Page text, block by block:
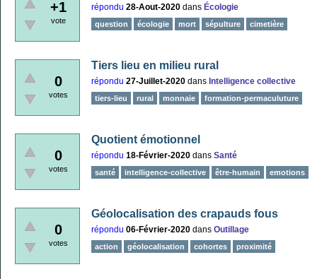
+1
vote
répondu 28-Aout-2020 dans Écologie
question écologie mort sépulture cimetière
0
votes
Tiers lieu en milieu rural
répondu 27-Juillet-2020 dans Intelligence collective
tiers-lieu rural monnaie formation-permaculuture
0
votes
Quotient émotionnel
répondu 18-Février-2020 dans Santé
santé intelligence-collective être-humain emotions
0
votes
Géolocalisation des crapauds fous
répondu 06-Février-2020 dans Outillage
action géolocalisation cohortes proximité